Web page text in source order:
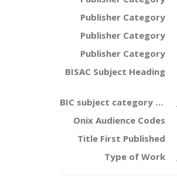
Publisher Category
Publisher Category
Publisher Category
BISAC Subject Heading
BIC subject category (UK)
Onix Audience Codes
Title First Published
Type of Work